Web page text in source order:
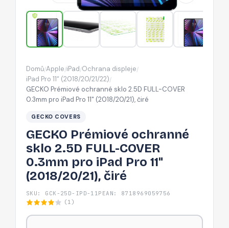
COVER
0.3mm
pro
iPad
11"
(2018/20/21),
čiré
Domů/Apple/iPad/Ochrana displeje/
iPad Pro 11“ (2018/20/21/22)/
GECKO Prémiové ochranné sklo 2.5D FULL-COVER
0.3mm pro iPad Pro 11" (2018/20/21), čiré
GECKO COVERS
GECKO Prémiové ochranné
sklo 2.5D FULL-COVER
0.3mm pro iPad Pro 11"
(2018/20/21), čiré
SKU: GCK-25D-IPD-11P EAN: 8718969059756
(1)